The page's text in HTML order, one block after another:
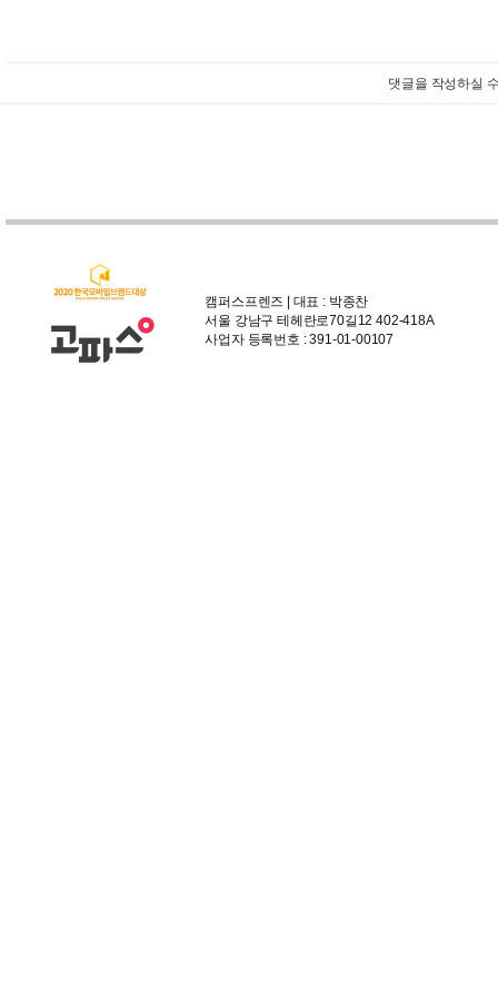
댓글을 작성하실
캠퍼스프렌즈 | 대표 : 박종찬
서울 강남구 테헤란로70길12 402-418A
사업자 등록번호 : 391-01-00107